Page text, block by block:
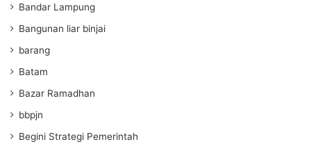
Bandar Lampung
Bangunan liar binjai
barang
Batam
Bazar Ramadhan
bbpjn
Begini Strategi Pemerintah